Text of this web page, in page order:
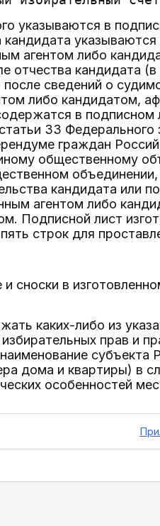
указываются в
агентом либо
отчества кандидата (в
сведений о
либо кандидатом,
в подписном
33
граждан
общественному
кандидата или
агентом либо
Подписной лист
строк для
сноски в
каких-либо из
прав и
субъекта
дома и квартиры) в
особенностей